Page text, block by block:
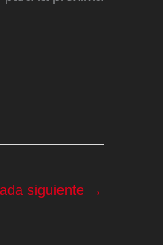
siguiente →